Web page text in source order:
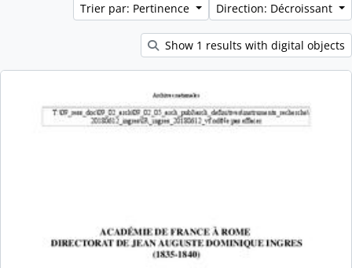
Trier par: Pertinence
Direction: Décroissant
Show 1 results with digital objects